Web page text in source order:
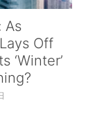
As
Off
‘Winter’